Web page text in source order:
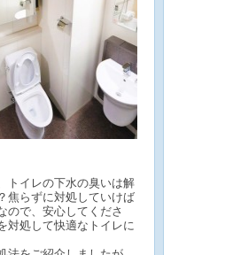
トイレの下水の臭いは解
焦らずに対処していけば
ので、安心してくださ
対処して快適なトイレに